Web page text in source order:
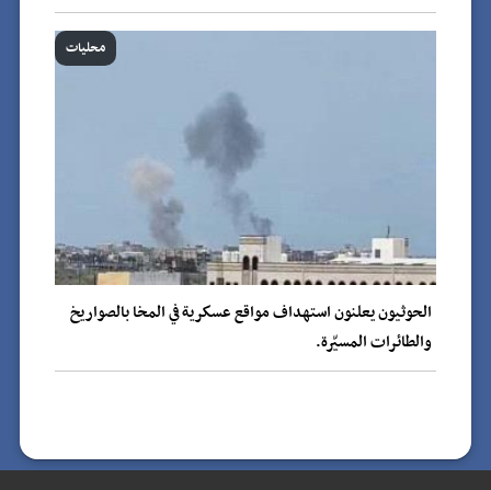
محليات
الحوثيون يعلنون استهداف مواقع عسكرية في المخا بالصواريخ
والطائرات المسيّرة.